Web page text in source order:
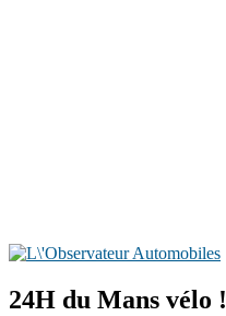
24H du Mans vélo !